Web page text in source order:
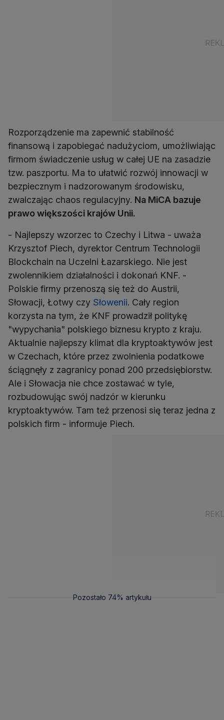
Rozporządzenie ma zapewnić stabilność
finansową i zapobiegać nadużyciom, umożliwiając
firmom świadczenie usług w całej UE na zasadzie
tzw. paszportu. Ma to ułatwić rozwój innowacji w
bezpiecznym i nadzorowanym środowisku,
zwalczając chaos regulacyjny. Na MiCA bazuje
prawo większości krajów Unii.
- Najlepszy wzorzec to Czechy i Litwa - uważa
Krzysztof Piech, dyrektor Centrum Technologii
Blockchain na Uczelni Łazarskiego. Nie jest
zwolennikiem działalności i dokonań KNF. -
Polskie firmy przenoszą się też do Austrii,
Słowacji, Łotwy czy Słowenii. Cały region
korzysta na tym, że KNF prowadził politykę
"wypychania" polskiego biznesu krypto z kraju.
Aktualnie najlepszy klimat dla kryptoaktywów jest
w Czechach, które przez zwolnienia podatkowe
ściągnęły z zagranicy ponad 200 przedsiębiorstw.
Ale i Słowacja nie chce zostawać w tyle,
rozbudowując swój nadzór w kierunku
kryptoaktywów. Tam też przenosi się teraz jedna z
polskich firm - informuje Piech.
Pozostało 74% artykułu